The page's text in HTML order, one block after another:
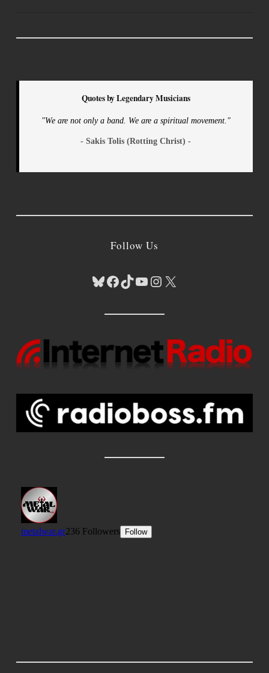
Quotes by Legendary Musicians
"We are not only a band. We are a spiritual movement."
- Sakis Tolis (Rotting Christ) -
Follow Us